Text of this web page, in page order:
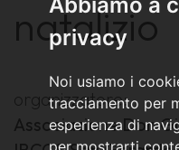
privacy
Noi usiamo i
tracciamento per
esperienza di
per mostrarti
natalizio
organizzatore:
Associazione Don